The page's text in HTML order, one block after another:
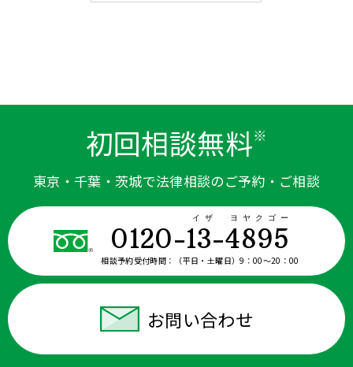
初回相談無料※
東京・千葉・茨城で法律相談のご予約・ご相談
0120-13-4895
イザ ヨヤクゴー
相談予約受付時間： （平日・土曜日）9：00〜20：00
お問い合わせ